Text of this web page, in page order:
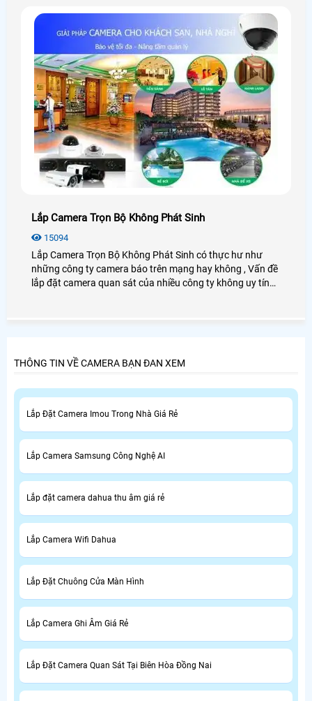
Lắp Camera Trọn Bộ Không Phát Sinh
15094
Lắp Camera Trọn Bộ Không Phát Sinh có thực hư như
những công ty camera báo trên mạng hay không , Vấn đề
lắp đặt camera quan sát của nhiều công ty không uy tín
THÔNG TIN VỀ CAMERA BẠN ĐAN XEM
Lắp Đặt Camera Imou Trong Nhà Giá Rẻ
Lắp Camera Samsung Công Nghệ AI
Lắp đặt camera dahua thu âm giá rẻ
Lắp Camera Wifi Dahua
Lắp Đặt Chuông Cửa Màn Hình
Lắp Camera Ghi Âm Giá Rẻ
Lắp Đặt Camera Quan Sát Tại Biên Hòa Đồng Nai